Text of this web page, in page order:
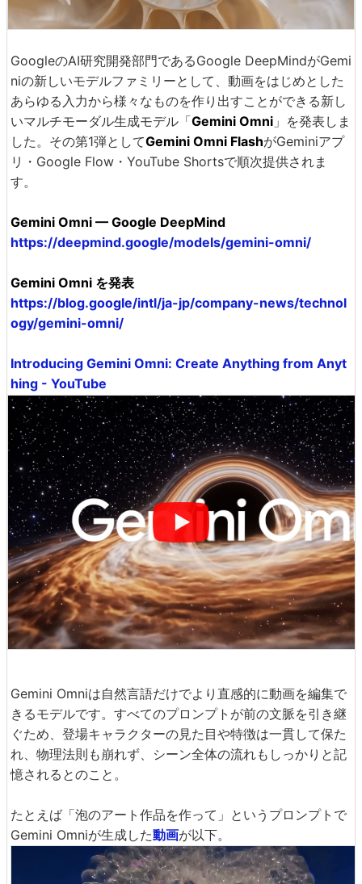
GoogleのAI研究開発部門であるGoogle DeepMindがGemi
niの新しいモデルファミリーとして、動画をはじめとした
あらゆる入力から様々なものを作り出すことができる新し
いマルチモーダル生成モデル「Gemini Omni 」を発表しま
した。その第1弾としてGemini Omni FlashがGeminiアプ
リ・Google Flow・YouTube Shortsで順次提供されま
す。
Gemini Omni — Google DeepMind
https://deepmind.google/models/gemini-omni/
Gemini Omni を発表
https://blog.google/intl/ja-jp/company-news/technol
ogy/gemini-omni/
Introducing Gemini Omni: Create Anything from Anyt
hing - YouTube
Gemini Omniは自然言語だけでより直感的に動画を編集で
きるモデルです。すべてのプロンプトが前の文脈を引き継
ぐため、登場キャラクターの見た目や特徴は一貫して保た
れ、物理法則も崩れず、シーン全体の流れもしっかりと記
憶されるとのこと。
たとえば「泡のアート作品を作って」というプロンプトで
Gemini Omniが生成した動画が以下。